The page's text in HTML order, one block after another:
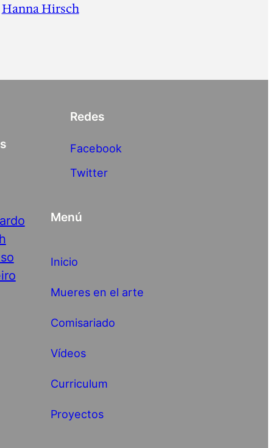
Hanna Hirsch
Redes
Facebook
Twitter
Menú
Inicio
Mueres en el arte
Comisariado
Vídeos
Curriculum
Proyectos